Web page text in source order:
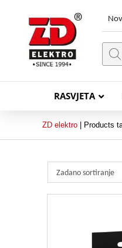
RASVJETA
PVC VODIČI
ZD elektro Products